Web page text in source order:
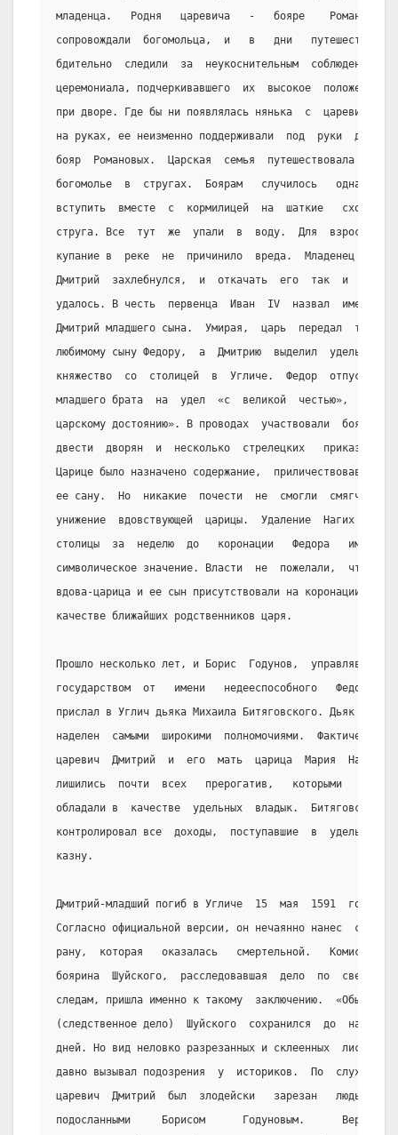
младенца.   Родня   царевича   -   бояре    Романовы
сопровождали  богомольца,  и   в   дни   путешествия
бдительно  следили  за  неукоснительным  соблюдением
церемониала, подчеркивавшего  их  высокое  положение
при дворе. Где бы ни появлялась нянька  с  царевичем
на руках, ее неизменно поддерживали  под  руки  двое
бояр  Романовых.  Царская  семья  путешествовала  на
богомолье  в  стругах.  Боярам   случилось   однажды
вступить  вместе  с  кормилицей  на  шаткие   сходни
струга. Все  тут  же  упали  в  воду.  Для  взрослых
купание в  реке  не  причинило  вреда.  Младенец  же
Дмитрий  захлебнулся,  и  откачать  его  так  и   не
удалось. В честь  первенца  Иван  IV  назвал  именем
Дмитрий младшего сына.  Умирая,  царь  передал  трон
любимому сыну Федору,  а  Дмитрию  выделил  удельное
княжество  со  столицей  в  Угличе.  Федор  отпустил
младшего брата  на  удел  «с  великой  честью»,  «по
царскому достоянию». В проводах  участвовали  бояре,
двести  дворян  и  несколько  стрелецких   приказов.
Царице было назначено содержание,  приличествовавшее
ее сану.  Но  никакие  почести  не  смогли  смягчить
унижение  вдовствующей  царицы.  Удаление  Нагих  из
столицы  за  неделю  до   коронации   Федора   имело
символическое значение. Власти  не  пожелали,  чтобы
вдова-царица и ее сын присутствовали на коронации  в
качестве ближайших родственников царя.
Прошло несколько лет, и Борис  Годунов,  управлявший
государством  от   имени   недееспособного   Федора,
прислал в Углич дьяка Михаила Битяговского. Дьяк был
наделен  самыми  широкими  полномочиями.  Фактически
царевич  Дмитрий  и  его  мать  царица  Мария  Нагая
лишились  почти  всех   прерогатив,   которыми   они
обладали в  качестве  удельных  владык.  Битяговский
контролировал все  доходы,  поступавшие  в  удельную
казну.
Дмитрий-младший погиб в Угличе  15  мая  1591  года.
Согласно официальной версии, он нечаянно нанес  себе
рану,  которая   оказалась   смертельной.   Комиссия
боярина  Шуйского,  расследовавшая  дело  по  свежим
следам, пришла именно к такому  заключению.  «Обыск»
(следственное дело)  Шуйского  сохранился  до  наших
дней. Но вид неловко разрезанных и склеенных  листов
давно вызывал подозрения  у  историков.  По  слухам,
царевич  Дмитрий  был  злодейски   зарезан   людьми,
подосланными     Борисом      Годуновым.      Версия